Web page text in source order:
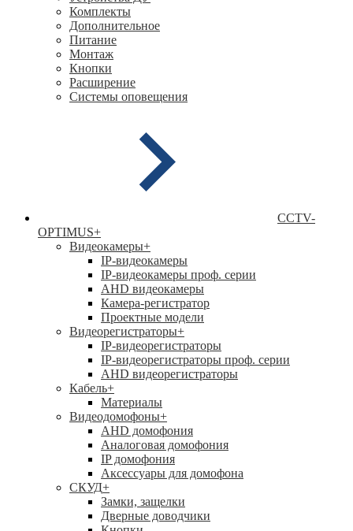
Комплекты
Дополнительное
Питание
Монтаж
Кнопки
Расширение
Системы оповещения
CCTV-
OPTIMUS+
Видеокамеры+
IP-видеокамеры
IP-видеокамеры проф. серии
AHD видеокамеры
Камера-регистратор
Проектные модели
Видеорегистраторы+
IP-видеорегистраторы
IP-видеорегистраторы проф. серии
AHD видеорегистраторы
Кабель+
Материалы
Видеодомофоны+
AHD домофония
Аналоговая домофония
IP домофония
Аксессуары для домофона
СКУД+
Замки, защелки
Дверные доводчики